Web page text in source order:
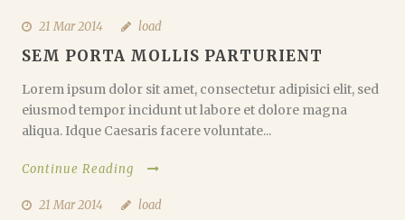
21 Mar 2014 load
SEM PORTA MOLLIS PARTURIENT
Lorem ipsum dolor sit amet, consectetur adipisici elit, sed
eiusmod tempor incidunt ut labore et dolore magna
aliqua. Idque Caesaris facere voluntate...
Continue Reading
21 Mar 2014 load